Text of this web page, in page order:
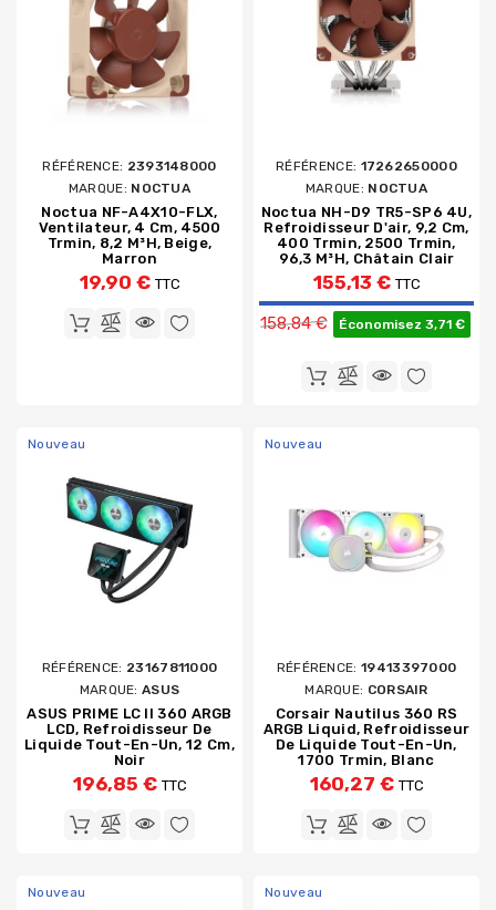
RÉFÉRENCE: 2393148000
MARQUE: NOCTUA
Noctua NF-A4X10-FLX,
Ventilateur, 4 Cm, 4500
Trmin, 8,2 M³h, Beige,
Marron
19,90 € TTC
RÉFÉRENCE: 17262650000
MARQUE: NOCTUA
Noctua NH-D9 TR5-SP6 4U,
Refroidisseur D'air, 9,2 Cm,
400 Trmin, 2500 Trmin,
96,3 M³h, Châtain Clair
155,13 € TTC
Prix de base
158,84 € Économisez 3,71 €
Nouveau
RÉFÉRENCE: 23167811000
MARQUE:ASUS
ASUS PRIME LC II 360 ARGB
LCD, Refroidisseur De
Liquide Tout-En-Un, 12 Cm,
Noir
196,85 € TTC
Nouveau
RÉFÉRENCE: 19413397000
MARQUE: CORSAIR
Corsair Nautilus 360 RS
ARGB Liquid, Refroidisseur
De Liquide Tout-En-Un,
1700 Trmin, Blanc
160,27 € TTC
Nouveau Nouveau